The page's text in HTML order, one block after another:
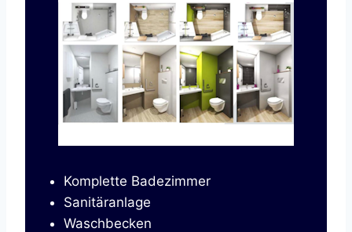
Komplette Badezimmer
Sanitäranlage
Waschbecken